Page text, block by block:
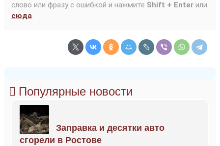
слово или фразу с ошибкой и нажмите Shift + Enter или
сюда.
Популярные новости
Заправка и десятки авто
сгорели в Ростове